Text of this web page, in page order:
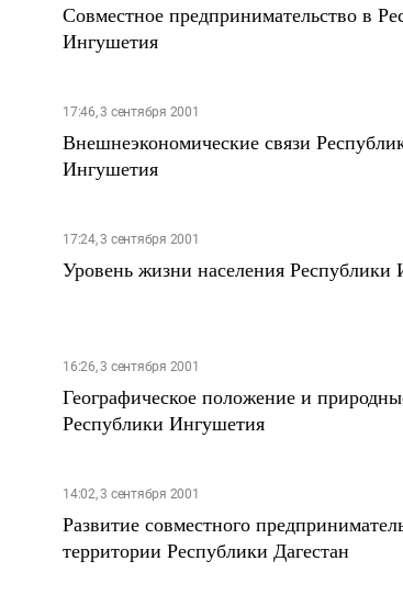
Совместное предпринимательство в
Ингушетия
17:46, 3 сентября 2001
Внешнеэкономические связи
Ингушетия
17:24, 3 сентября 2001
Уровень жизни населения Республики
16:26, 3 сентября 2001
Географическое положение и
Республики Ингушетия
14:02, 3 сентября 2001
Развитие совместного
территории Республики Дагестан